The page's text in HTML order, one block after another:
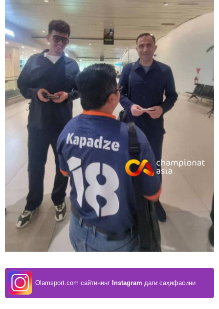
Olamsport.com сайтининг Instagram даги саҳифасини